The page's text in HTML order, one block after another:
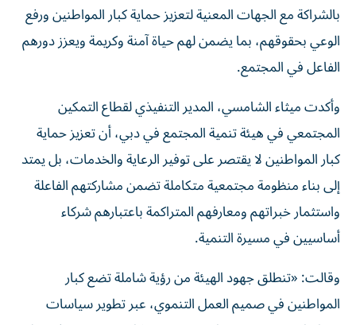
بالشراكة مع الجهات المعنية لتعزيز حماية كبار المواطنين ورفع
الوعي بحقوقهم، بما يضمن لهم حياة آمنة وكريمة ويعزز دورهم
الفاعل في المجتمع.
وأكدت ميثاء الشامسي، المدير التنفيذي لقطاع التمكين
المجتمعي في هيئة تنمية المجتمع في دبي، أن تعزيز حماية
كبار المواطنين لا يقتصر على توفير الرعاية والخدمات، بل يمتد
إلى بناء منظومة مجتمعية متكاملة تضمن مشاركتهم الفاعلة
واستثمار خبراتهم ومعارفهم المتراكمة باعتبارهم شركاء
أساسيين في مسيرة التنمية.
وقالت: «تنطلق جهود الهيئة من رؤية شاملة تضع كبار
المواطنين في صميم العمل التنموي، عبر تطوير سياسات